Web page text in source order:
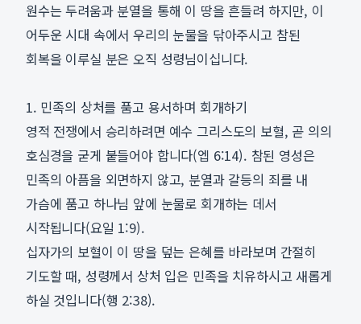
원수는 두려움과 분열을 통해 이 땅을 흔들려 하지만, 이
어두운 시대 속에서 우리의 눈물을 닦아주시고 참된
회복을 이루실 분은 오직 성령님이십니다.
1. 민족의 상처를 품고 용서하며 회개하기
영적 전쟁에서 승리하려면 예수 그리스도의 보혈, 곧 의의
호심경을 굳게 붙들어야 합니다(엡 6:14). 참된 영성은
민족의 아픔을 외면하지 않고, 분열과 갈등의 죄를 내
가슴에 품고 하나님 앞에 눈물로 회개하는 데서
시작됩니다(요일 1:9).
십자가의 보혈이 이 땅을 덮는 은혜를 바라보며 간절히
기도할 때, 성령께서 상처 입은 민족을 치유하시고 새롭게
하실 것입니다(행 2:38).